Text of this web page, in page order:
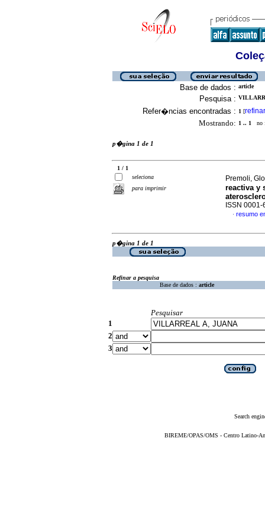
Base de dados : article
Pesquisa :
Refer�ncias encontradas : 1 [refinar
Mostrando: 1 .. 1 no
p�gina 1 de 1
1 / 1
seleciona
para imprimir
Premoli,
reactiva y
ISSN 0001-
· resumo
p�gina 1 de 1
Refinar a pesquisa
Base de dados : article
Pesquisar
1
2
3
Search
BIREME/OPAS/OMS - Centro Latino-